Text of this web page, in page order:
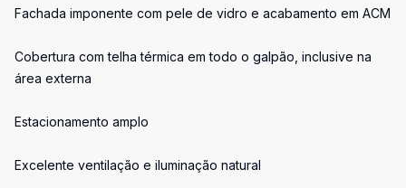
Fachada imponente com pele de vidro e acabamento em ACM
Cobertura com telha térmica em todo o galpão, inclusive na
área externa
Estacionamento amplo
Excelente ventilação e iluminação natural